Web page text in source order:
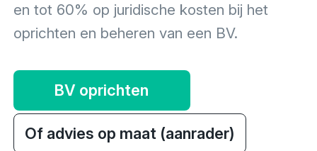
en tot 60% op juridische kosten bij het
oprichten en beheren van een BV.
BV oprichten
Of advies op maat (aanrader)